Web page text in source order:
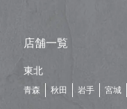
店舗一覧
東北
青森 秋田 岩手 宮城